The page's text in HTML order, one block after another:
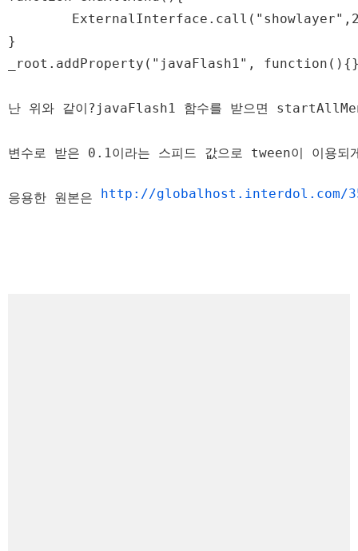
Html,
}
_root.addProperty("javaFlash1",
난 위와 같이? javaFlash1 함수를 받으면
변수로 받은 0.1이라는 스피드 값으로 tween이 이용되
응용한 원본은 http://globalhost.interdol.com/